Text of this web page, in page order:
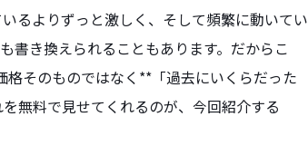
るよりずっと激しく、そして頻繁に動いてい
書き換えられることもあります。だからこ
そのものではなく**「過去にいくらだった
無料で見せてくれるのが、今回紹介する